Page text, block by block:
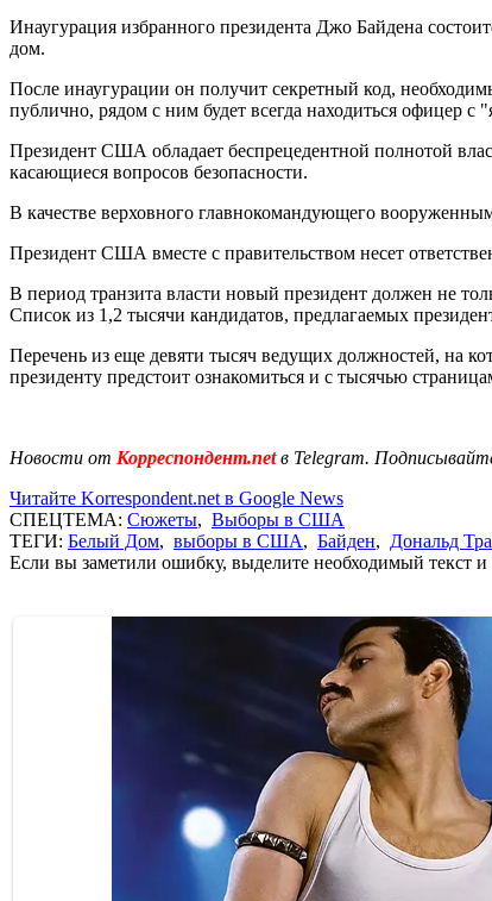
Инаугурация избранного президента Джо Байдена
дом.
После инаугурации он получит секретный код,
публично, рядом с ним будет всегда находиться офицер
Президент США обладает беспрецедентной полнотой
касающиеся вопросов безопасности.
В качестве верховного главнокомандующего
Президент США вместе с правительством несет
В период транзита власти новый президент должен не
Список из 1,2 тысячи кандидатов, предлагаемых
Перечень из еще девяти тысяч ведущих должностей, на
президенту предстоит ознакомиться и с тысячью
Новости от Корреспондент.netв Telegram.
Читайте Korrespondent.net в Google News
СПЕЦТЕМА: Сюжеты, Выборы в США
ТЕГИ: Белый Дом, выборы в США, Байден, Дональд
Если вы заметили ошибку, выделите необходимый текст